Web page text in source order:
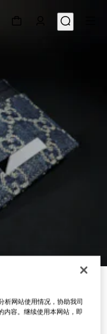
网站使用情况，协助我司
内容。继续使用本网站，即